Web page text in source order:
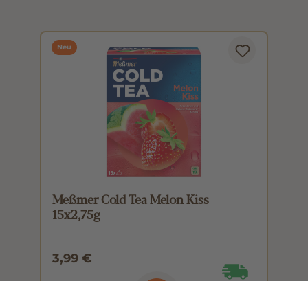
Neu
Meßmer Cold Tea Melon Kiss
15x2,75g
3,99 €